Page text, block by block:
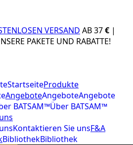
VERSAND AB 37€ |
PAKETE UND RABATTE!
StartseiteProdukte
AngeboteAngeboteAngebote
BATSAM™Über BATSAM™
Kontaktieren Sie unsF&A
BibliothekBibliothek